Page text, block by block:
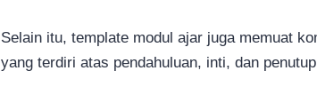
Selain itu, template modul ajar juga memuat
yang terdiri atas pendahuluan, inti, dan